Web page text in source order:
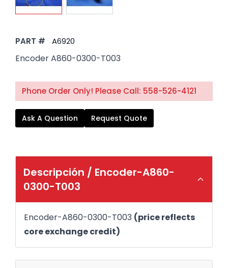
PART # A6920
Encoder A860-0300-T003
Phone Order Only! Please Call: 558-526-4121
Ask A Question Request Quote
Descripción / Encoder-A860-
0300-T003
Encoder-A860-0300-T003 (price reflects
core exchange credit)